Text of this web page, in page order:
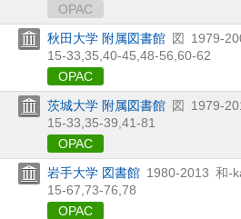
OPAC
秋田大学 附属図書館 図 1979-
15-33, 35, 40-45, 48-56, 60-62
OPAC
茨城大学 附属図書館 図 1979-
15-33, 35-39, 41-81
OPAC
岩手大学 図書館 1980-2013 和-
15-67, 73-76, 78
OPAC